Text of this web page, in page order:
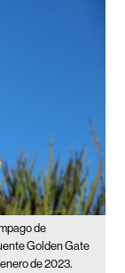
de
Golden Gate
de 2023.